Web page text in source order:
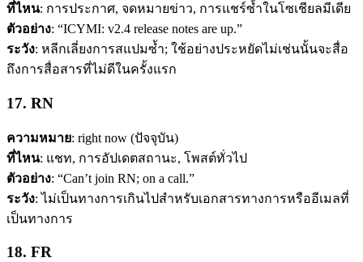
ที่ไหน: การประกาศ, จดหมายข่าว, การแชร์ซ้ำในโซเชียลมีเดีย
ตัวอย่าง: “ICYMI: v2.4 release notes are up.”
ระวัง: หลีกเลี่ยงการสแปมซ้ำ; ใช้อย่างประหยัดไม่เช่นนั้นจะสื่อ
ถึงการสื่อสารที่ไม่ดีในครั้งแรก
17. RN
ความหมาย: right now (ปัจจุบัน)
ที่ไหน: แชท, การอัปเดตสถานะ, โพสต์ทั่วไป
ตัวอย่าง: “Can’t join RN; on a call.”
ระวัง: ไม่เป็นทางการเกินไปสำหรับเอกสารทางการหรืออีเมลที่
เป็นทางการ
18. FR